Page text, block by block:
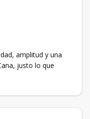
amplitud y una
justo lo que